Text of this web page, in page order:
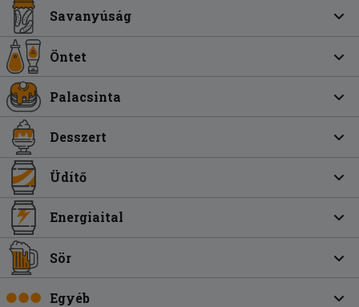
Savanyúság
Öntet
Palacsinta
Desszert
Üdítő
Energiaital
Sör
Egyéb